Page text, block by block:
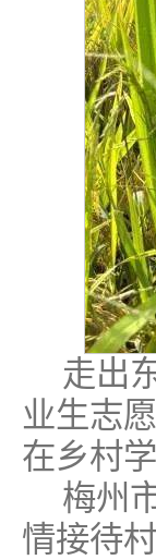
走出
业生志
在乡村
梅州
情接待